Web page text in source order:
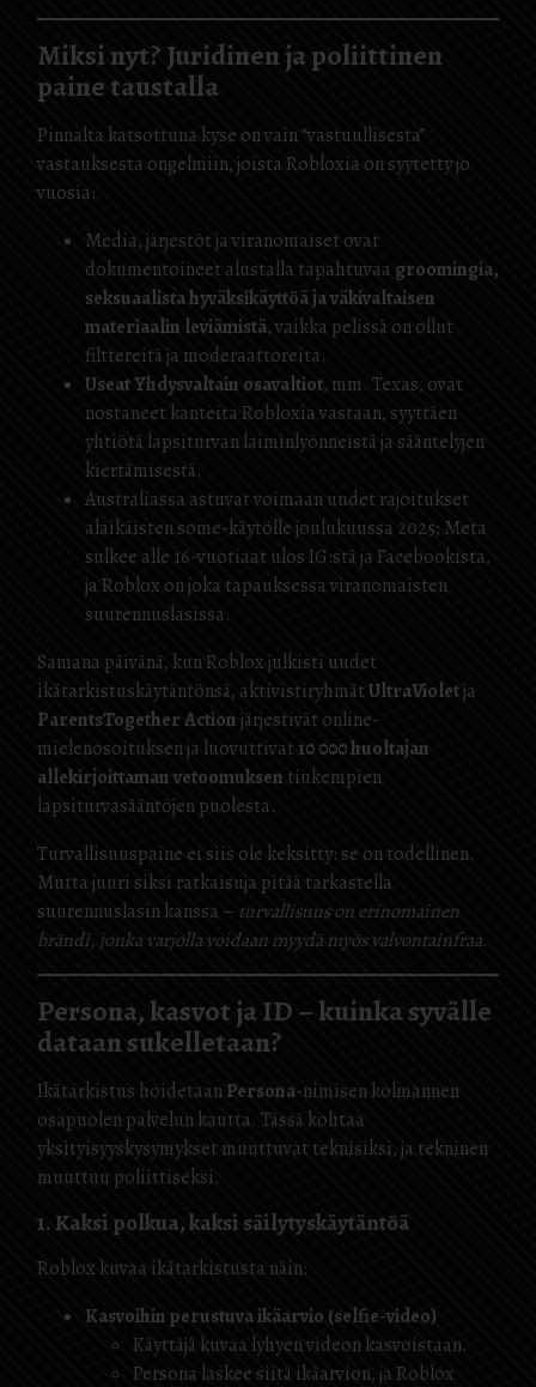
Miksi nyt? Juridinen ja poliittinen
paine taustalla
Pinnalta katsottuna kyse on vain “vastuullisesta”
vastauksesta ongelmiin, joista Robloxia on syytetty jo
vuosia:
Media, järjestöt ja viranomaiset ovat
dokumentoineet alustalla tapahtuvaa groomingia,
seksuaalista hyväksikäyttöä ja väkivaltaisen
materiaalin leviämistä, vaikka pelissä on ollut
filttereitä ja moderaattoreita.
Useat Yhdysvaltain osavaltiot, mm. Texas, ovat
nostaneet kanteita Robloxia vastaan, syyttäen
yhtiötä lapsiturvan laiminlyönneistä ja sääntelyjen
kiertämisestä.
Australiassa astuvat voimaan uudet rajoitukset
alaikäisten some-käytölle joulukuussa 2025; Meta
sulkee alle 16-vuotiaat ulos IG:stä ja Facebookista,
ja Roblox on joka tapauksessa viranomaisten
suurennuslasissa.
Samana päivänä, kun Roblox julkisti uudet
ikätarkistuskäytäntönsä, aktivistiryhmätUltraVioletja
ParentsTogether Actionjärjestivät online-
mielenosoituksen ja luovuttivat10 000 huoltajan
allekirjoittaman vetoomuksen tiukempien
lapsiturvasääntöjen puolesta.
Turvallisuuspaine ei siis ole keksitty: se on todellinen.
Mutta juuri siksi ratkaisuja pitää tarkastella
suurennuslasin kanssa – turvallisuus on erinomainen
brändi, jonka varjolla voidaan myydä myös valvontainfraa.
Persona, kasvot ja ID – kuinka syvälle
dataan sukelletaan?
Ikätarkistus hoidetaanPersona-nimisen kolmannen
osapuolen palvelun kautta. Tässä kohtaa
yksityisyyskysymykset muuttuvat teknisiksi, ja tekninen
muuttuu poliittiseksi.
1. Kaksi polkua, kaksi säilytyskäytäntöä
Roblox kuvaa ikätarkistusta näin:
Kasvoihin perustuva ikäarvio (selfie-video)
Käyttäjä kuvaa lyhyen videon kasvoistaan.
Persona laskee siitä ikäarvion, ja Roblox